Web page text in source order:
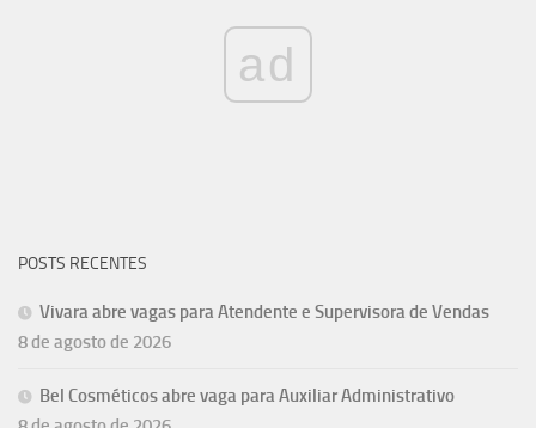
ad
POSTS RECENTES
Vivara abre vagas para Atendente e Supervisora de Vendas
8 de agosto de 2026
Bel Cosméticos abre vaga para Auxiliar Administrativo